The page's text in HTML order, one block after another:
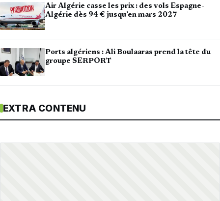
Air Algérie casse les prix : des vols Espagne-
Algérie dès 94 € jusqu’en mars 2027
Ports algériens : Ali Boulaaras prend la tête du
groupe SERPORT
EXTRA CONTENU